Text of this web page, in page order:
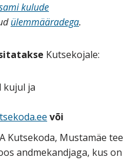
kulude
ülemmääradega.
Kutsekojale:
kujul ja
või
Kutsekoda, Mustamäe tee
andmekandjaga, kus on